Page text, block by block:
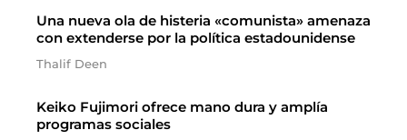
Una nueva ola de histeria «comunista» amenaza
con extenderse por la política estadounidense
Thalif Deen
Keiko Fujimori ofrece mano dura y amplía
programas sociales